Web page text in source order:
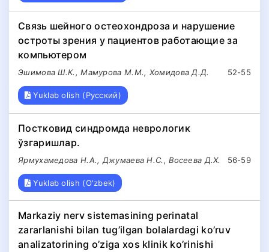
Связь шейного остеохондроза и нарушение
остроты зрения у пациентов работающие за
компьютером
52-55
Эшимова Ш.К., Мамурова М.М., Хомидова Д.Д.
Yuklab olish (Русский)
Постковид синдромда неврологик
ўзгаришлар.
56-59
Ярмухамедова Н.А., Джумаева Н.С., Восеева Д.Х.
Yuklab olish (O'zbek)
Markaziy nerv sistemasining perinatal
zararlanishi bilan tug’ilgan bolalardagi ko’ruv
analizatorining o’ziga xos klinik ko’rinishi